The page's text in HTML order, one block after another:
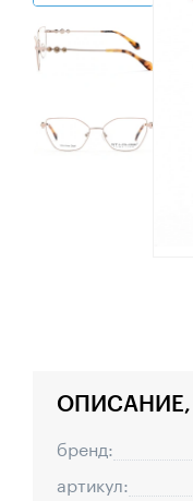
ОПИСАНИЕ,
бренд:
артикул: